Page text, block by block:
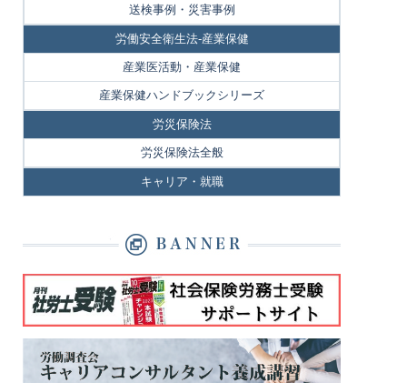
送検事例・災害事例
労働安全衛生法-産業保健
産業医活動・産業保健
産業保健ハンドブックシリーズ
労災保険法
労災保険法全般
キャリア・就職